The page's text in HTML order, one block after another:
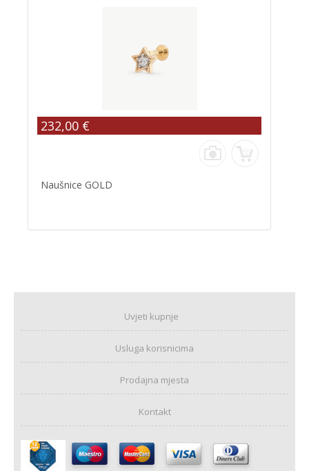
232,00 €
Naušnice GOLD
Uvjeti kupnje
Usluga korisnicima
Prodajna mjesta
Kontakt